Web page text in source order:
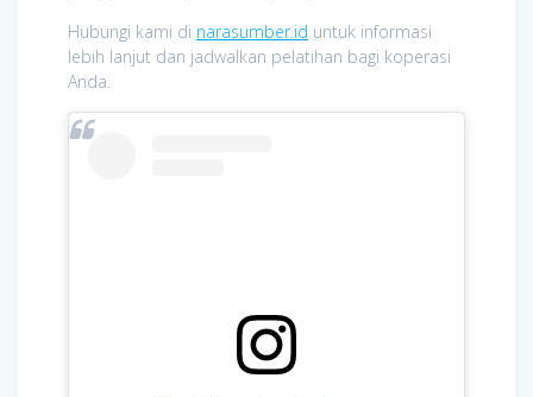
Hubungi kami di narasumber.id untuk informasi
lebih lanjut dan jadwalkan pelatihan bagi koperasi
Anda.